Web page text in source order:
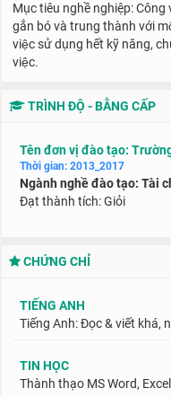
Mục tiêu nghề nghiệp:
gắn bó và trung thành với
việc sử dụng hết kỹ năng,
việc.
TRÌNH ĐỘ - BẰNG CẤP
Tên đơn vị đào tạo:
Thời gian: 2013_2017
Ngành nghề đào tạo: Tài
Đạt thành tích: Giỏi
CHỨNG CHỈ
TIẾNG ANH
Tiếng Anh: Đọc & viết khá,
TIN HỌC
Thành thạo MS Word,